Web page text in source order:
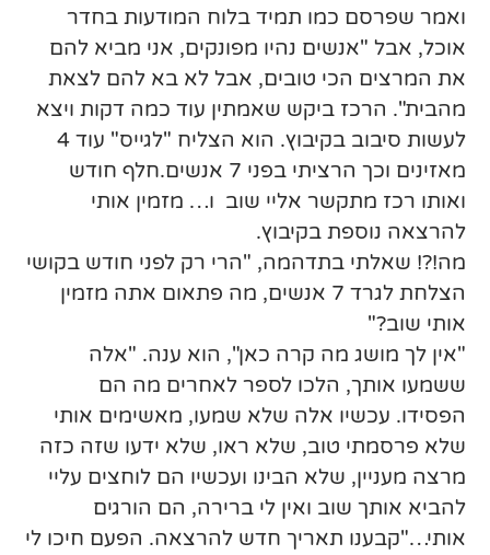
ואמר שפרסם כמו תמיד בלוח המודעות בחדר
אוכל, אבל "אנשים נהיו מפונקים, אני מביא להם
את המרצים הכי טובים, אבל לא בא להם לצאת
מהבית". הרכז ביקש שאמתין עוד כמה דקות ויצא
לעשות סיבוב בקיבוץ. הוא הצליח "לגייס" עוד 4
מאזינים וכך הרציתי בפני 7 אנשים.חלף חודש
ואותו רכז מתקשר אליי שוב ו… מזמין אותי
להרצאה נוספת בקיבוץ.
מה!?! שאלתי בתדהמה, "הרי רק לפני חודש בקושי
הצלחת לגרד 7 אנשים, מה פתאום אתה מזמין
אותי שוב?"
"אין לך מושג מה קרה כאן", הוא ענה. "אלה
ששמעו אותך, הלכו לספר לאחרים מה הם
הפסידו. עכשיו אלה שלא שמעו, מאשימים אותי
שלא פרסמתי טוב, שלא ראו, שלא ידעו שזה כזה
מרצה מעניין, שלא הבינו ועכשיו הם לוחצים עליי
להביא אותך שוב ואין לי ברירה, הם הורגים
אותי…"קבענו תאריך חדש להרצאה. הפעם חיכו לי